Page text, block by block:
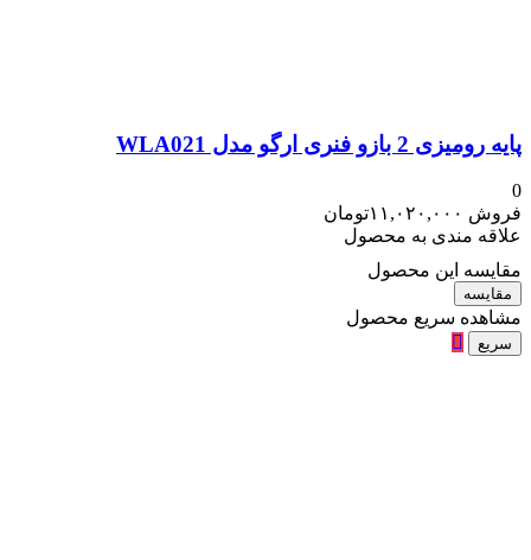
پایه رومیزی 2 بازو فنری ارگو مدل WLA021
0
فروش ۱۱,۰۲۰,۰۰۰تومان
علاقه مندی به محصول
مقایسه این محصول
مقایسه
مشاهده سریع محصول
سریع